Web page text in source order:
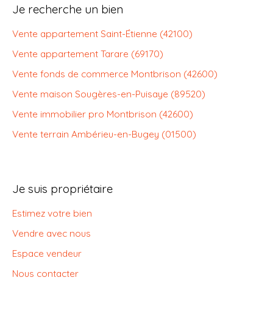
Je recherche un bien
Vente appartement Saint-Étienne (42100)
Vente appartement Tarare (69170)
Vente fonds de commerce Montbrison (42600)
Vente maison Sougères-en-Puisaye (89520)
Vente immobilier pro Montbrison (42600)
Vente terrain Ambérieu-en-Bugey (01500)
Je suis propriétaire
Estimez votre bien
Vendre avec nous
Espace vendeur
Nous contacter